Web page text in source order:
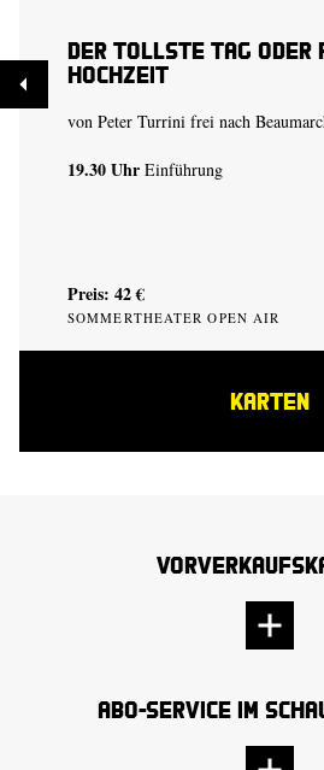
Der tollste Tag oder
Hochzeit
von Peter Turrini frei nach
19.30 Uhr Einführung
Preis: 42 €
SOMMERTHEATER OPEN AIR
KARTEN
Abo-Service im